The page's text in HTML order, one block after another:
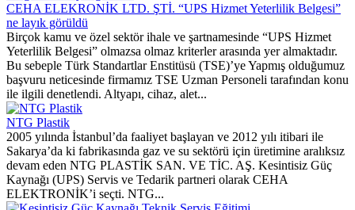
CEHA ELEKRONİK LTD. ŞTİ. “UPS Hizmet Yeterlilik Belgesi”
ne layık görüldü
Birçok kamu ve özel sektör ihale ve şartnamesinde “UPS Hizmet
Yeterlilik Belgesi” olmazsa olmaz kriterler arasında yer almaktadır.
Bu sebeple Türk Standartlar Enstitüsü (TSE)’ye Yapmış olduğumuz
başvuru neticesinde firmamız TSE Uzman Personeli tarafından konu
ile ilgili denetlendi. Altyapı, cihaz, alet...
NTG Plastik
2005 yılında İstanbul’da faaliyet başlayan ve 2012 yılı itibari ile
Sakarya’da ki fabrikasında gaz ve su sektörü için üretimine aralıksız
devam eden NTG PLASTİK SAN. VE TİC. AŞ. Kesintisiz Güç
Kaynağı (UPS) Servis ve Tedarik partneri olarak CEHA
ELEKTRONİK’i seçti. NTG...